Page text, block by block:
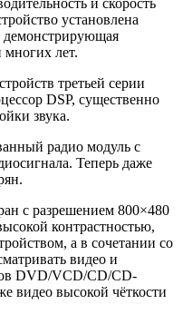
и скорость
установлена
демонстрирующая
лет.
третьей серии
DSP, существенно
звука.
радио модуль с
Теперь даже
с разрешением 800×480
контрастностью,
а в сочетании со
видео и
DVD/VCD/CD/CD-
видео высокой чёткости